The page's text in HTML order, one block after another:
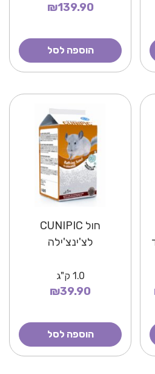
₪139.90
הוספה לסל
חול CUNIPIC
לצ'ינצ'ילה
1.0 ק"ג
₪39.90
הוספה לסל